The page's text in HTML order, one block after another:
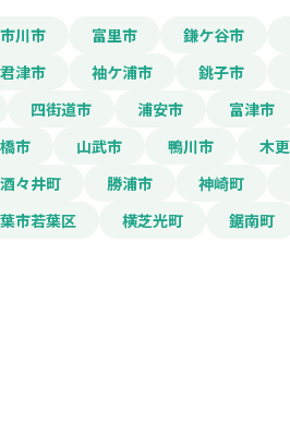
市川市 富里市 鎌ケ谷市
君津市 袖ケ浦市 銚子市
四街道市 浦安市
富津市
市 山武市 鴨川市
木
酒々井町 勝浦市 神崎町
市若葉区 横芝光町
鋸南町
情報をPDFダウンロード
まいの防犯対策補助金